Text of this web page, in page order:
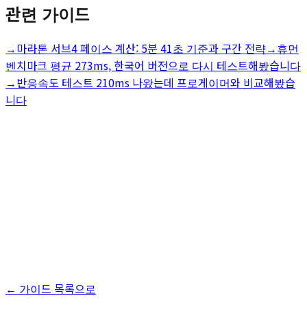
관련 가이드
→마라톤 서브4 페이스 계산: 5분 41초 기준과 구간 전략→휴먼
벤치마크 평균 273ms, 한국어 버전으로 다시 테스트해봤습니다
→반응속도 테스트 210ms 나왔는데 프로게이머와 비교해봤습
니다
← 가이드 목록으로